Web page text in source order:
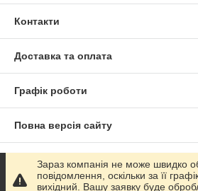
Контакти
Доставка та оплата
Графік роботи
Повна версія сайту
Сайт створено на маркетплейсі
Зараз компанія не може швидко
повідомлення, оскільки за її
вихідний. Вашу заявку буде